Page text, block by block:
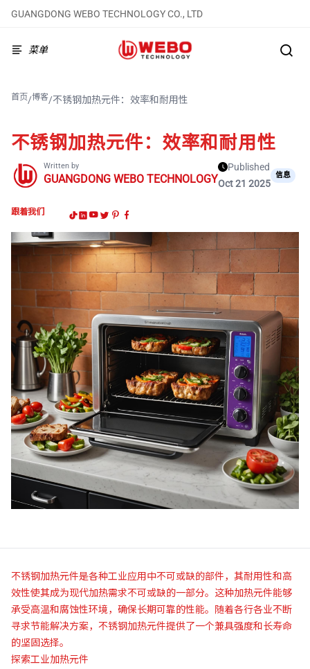
GUANGDONG WEBO TECHNOLOGY CO., LTD
菜单
首页/博客/不锈钢加热元件：效率和耐用性
不锈钢加热元件：效率和耐用性
Written by
GUANGDONG WEBO TECHNOLOGY
Published
Oct 21 2025
信息
跟着我们
不锈钢加热元件是各种工业应用中不可或缺的部件，其耐用性和高
效性使其成为现代加热需求不可或缺的一部分。这种加热元件能够
承受高温和腐蚀性环境，确保长期可靠的性能。随着各行各业不断
寻求节能解决方案，不锈钢加热元件提供了一个兼具强度和长寿命
的坚固选择。
探索工业加热元件